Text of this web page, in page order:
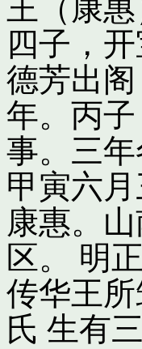
王（康惠
四子，
德芳出
年。丙
事。三
甲寅六
康惠。
区。 明
传华王
氏 生有